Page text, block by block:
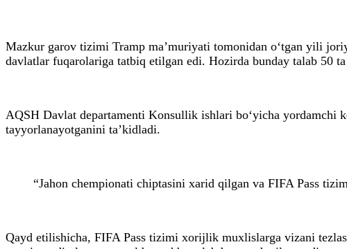
Mazkur garov tizimi Tramp ma’muriyati tomonidan o‘tgan yili
davlatlar fuqarolariga tatbiq etilgan edi. Hozirda bunday talab 50
AQSH Davlat departamenti Konsullik ishlari bo‘yicha yordamchi
tayyorlanayotganini ta’kidladi.
“Jahon chempionati chiptasini xarid qilgan va FIFA Pass
Qayd etilishicha, FIFA Pass tizimi xorijlik muxlislarga vizani